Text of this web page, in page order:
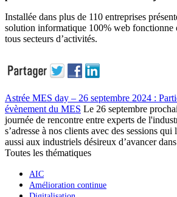
Installée dans plus de 110 entreprises
solution informatique 100% web fonctionne
tous secteurs d’activités.
Astrée MES day – 26 septembre 2024 :
évènement du MES Le 26 septembre
journée de rencontre entre experts de
s’adresse à nos clients avec des sessions
aussi aux industriels désireux d’avancer
Toutes les thématiques
AIC
Amélioration continue